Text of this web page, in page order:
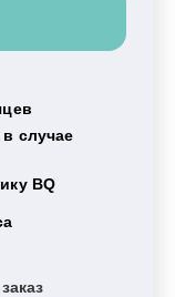
случае
BQ